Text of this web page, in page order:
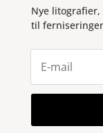
Nye
til